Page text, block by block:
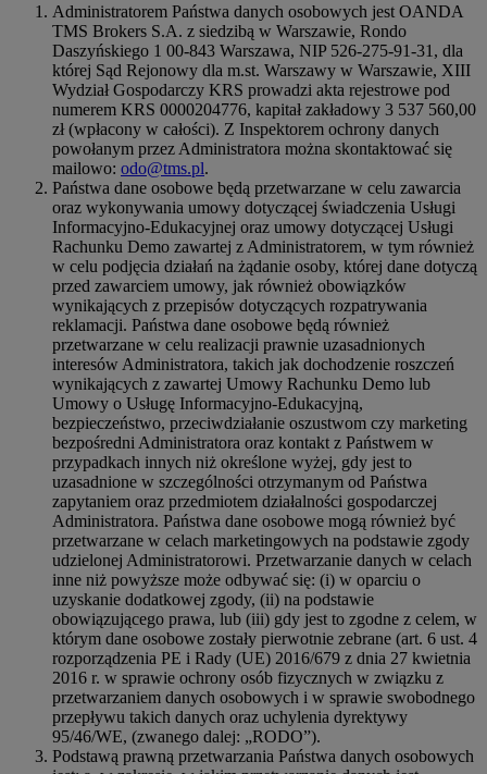
Administratorem Państwa danych osobowych jest OANDA
TMS Brokers S.A. z siedzibą w Warszawie, Rondo
Daszyńskiego 1 00-843 Warszawa, NIP 526-275-91-31, dla
której Sąd Rejonowy dla m.st. Warszawy w Warszawie, XIII
Wydział Gospodarczy KRS prowadzi akta rejestrowe pod
numerem KRS 0000204776, kapitał zakładowy 3 537 560,00
zł (wpłacony w całości). Z Inspektorem ochrony danych
powołanym przez Administratora można skontaktować się
mailowo: odo@tms.pl.
Państwa dane osobowe będą przetwarzane w celu zawarcia
oraz wykonywania umowy dotyczącej świadczenia Usługi
Informacyjno-Edukacyjnej oraz umowy dotyczącej Usługi
Rachunku Demo zawartej z Administratorem, w tym również
w celu podjęcia działań na żądanie osoby, której dane dotyczą
przed zawarciem umowy, jak również obowiązków
wynikających z przepisów dotyczących rozpatrywania
reklamacji. Państwa dane osobowe będą również
przetwarzane w celu realizacji prawnie uzasadnionych
interesów Administratora, takich jak dochodzenie roszczeń
wynikających z zawartej Umowy Rachunku Demo lub
Umowy o Usługę Informacyjno-Edukacyjną,
bezpieczeństwo, przeciwdziałanie oszustwom czy marketing
bezpośredni Administratora oraz kontakt z Państwem w
przypadkach innych niż określone wyżej, gdy jest to
uzasadnione w szczególności otrzymanym od Państwa
zapytaniem oraz przedmiotem działalności gospodarczej
Administratora. Państwa dane osobowe mogą również być
przetwarzane w celach marketingowych na podstawie zgody
udzielonej Administratorowi. Przetwarzanie danych w celach
inne niż powyższe może odbywać się: (i) w oparciu o
uzyskanie dodatkowej zgody, (ii) na podstawie
obowiązującego prawa, lub (iii) gdy jest to zgodne z celem, w
którym dane osobowe zostały pierwotnie zebrane (art. 6 ust. 4
rozporządzenia PE i Rady (UE) 2016/679 z dnia 27 kwietnia
2016 r. w sprawie ochrony osób fizycznych w związku z
przetwarzaniem danych osobowych i w sprawie swobodnego
przepływu takich danych oraz uchylenia dyrektywy
95/46/WE, (zwanego dalej: „RODO”).
Podstawą prawną przetwarzania Państwa danych osobowych